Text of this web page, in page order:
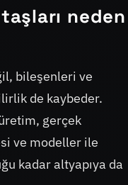
neden
bileşenleri ve
de kaybeder.
gerçek
ve modeller ile
kadar altyapıya da